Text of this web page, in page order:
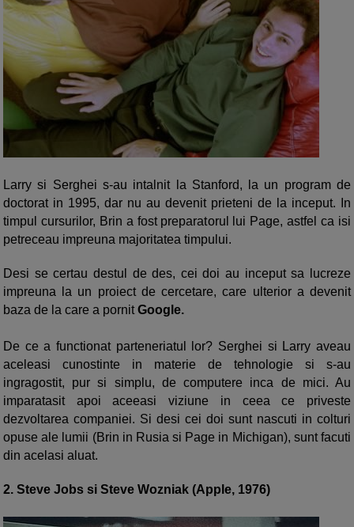
Larry si Serghei s-au intalnit la Stanford, la un program de
doctorat in 1995, dar nu au devenit prieteni de la inceput. In
timpul cursurilor, Brin a fost preparatorul lui Page, astfel ca isi
petreceau impreuna majoritatea timpului.
Desi se certau destul de des, cei doi au inceput sa lucreze
impreuna la un proiect de cercetare, care ulterior a devenit
baza de la care a pornitGoogle.
De ce a functionat parteneriatul lor? Serghei si Larry aveau
aceleasi cunostinte in materie de tehnologie si s-au
ingragostit, pur si simplu, de computere inca de mici. Au
imparatasit apoi aceeasi viziune in ceea ce priveste
dezvoltarea companiei. Si desi cei doi sunt nascuti in colturi
opuse ale lumii (Brin in Rusia si Page in Michigan), sunt facuti
din acelasi aluat.
2. Steve Jobs si Steve Wozniak (Apple, 1976)